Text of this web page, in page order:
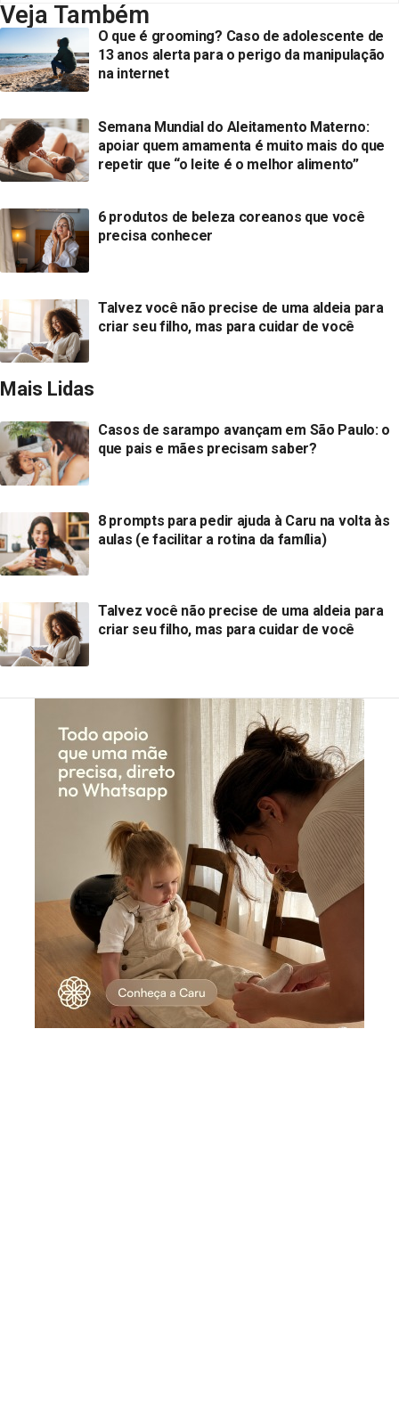
Veja Também
O que é grooming? Caso de adolescente de
13 anos alerta para o perigo da manipulação
na internet
Semana Mundial do Aleitamento Materno:
apoiar quem amamenta é muito mais do que
repetir que “o leite é o melhor alimento”
6 produtos de beleza coreanos que você
precisa conhecer
Talvez você não precise de uma aldeia para
criar seu filho, mas para cuidar de você
Mais Lidas
Casos de sarampo avançam em São Paulo: o
que pais e mães precisam saber?
8 prompts para pedir ajuda à Caru na volta às
aulas (e facilitar a rotina da família)
Talvez você não precise de uma aldeia para
criar seu filho, mas para cuidar de você